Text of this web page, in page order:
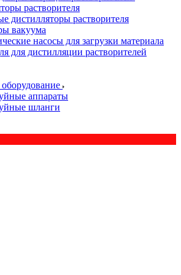
растворителя
дистилляторы растворителя
вакуума
насосы для загрузки материала
для дистилляции растворителей
аппараты
шланги